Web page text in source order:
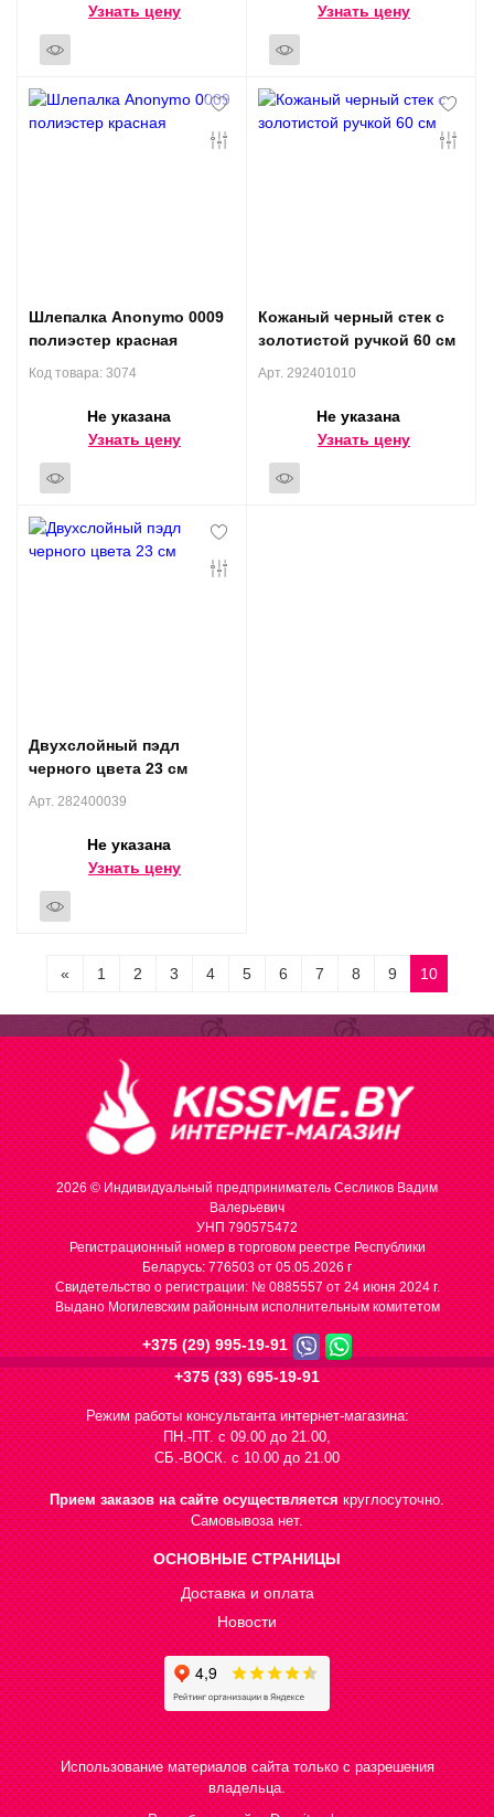
Узнать цену
Узнать цену
Шлепалка Anonymo 0009
полиэстер красная
Код товара: 3074
Не указана
Узнать цену
Кожаный черный стек с
золотистой ручкой 60 см
Арт. 292401010
Не указана
Узнать цену
Двухслойный пэдл
черного цвета 23 см
Арт. 282400039
Не указана
Узнать цену
« 1 2 3 4 5 6 7 8 9 10
2026 © Индивидуальный предприниматель Сесликов Вадим
Валерьевич
УНП 790575472
Регистрационный номер в торговом реестре Республики
Беларусь: 776503 от 05.05.2026 г
Cвидетельство о регистрации: № 0885557 от 24 июня 2024 г.
Выдано Могилевским районным исполнительным комитетом
+375 (29) 995-19-91
+375 (33) 695-19-91
Режим работы консультанта интернет-магазина:
ПН.-ПТ. с 09.00 до 21.00,
СБ.-ВОСК. с 10.00 до 21.00
Прием заказов на сайте осуществляетсякруглосуточно.
Самовывоза нет.
ОСНОВНЫЕ СТРАНИЦЫ
Доставка и оплата
Новости
Использование материалов сайта только с разрешения
владельца.